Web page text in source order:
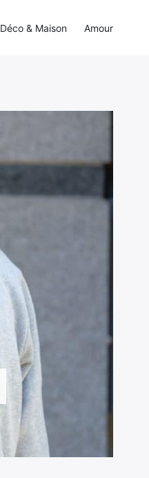
Déco & Maison Amour